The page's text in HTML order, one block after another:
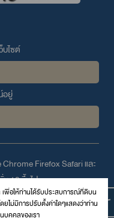
บไซต์
อยู่
ChromeFirefoxSafariและ
น 10 ขึ้นไป
ลิขสิทธิ์โดย สำนักงานสิ่ง
พิษที่ 16
พื่อให้ท่านได้รับประสบการณ์ที่ดีบน
ดยไม่มีการปรับตั้งค่าใดๆแสดงว่าท่าน
บุคคลของเรา